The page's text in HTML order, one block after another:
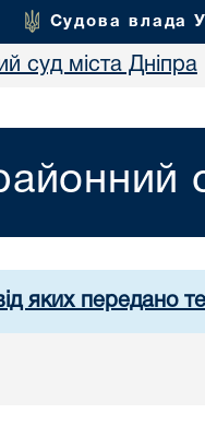
Судова влада
суд міста Дніпра
яких передано